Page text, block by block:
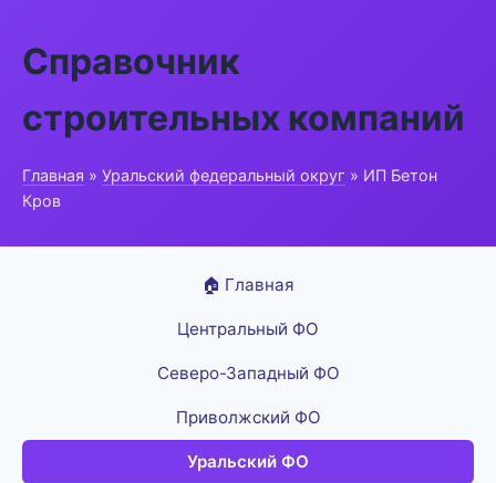
Справочник
строительных компаний
Главная » Уральский федеральный округ » ИП Бетон
Кров
🏠 Главная
Центральный ФО
Северо-Западный ФО
Приволжский ФО
Уральский ФО